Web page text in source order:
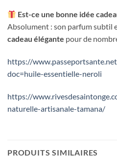
Est-ce une bonne idée
Absolument : son parfum subtil
cadeau élégante pour de
https://
doc=huile-essentielle-neroli
https://
naturelle-artisanale-tamana/
PRODUITS SIMILAIRES